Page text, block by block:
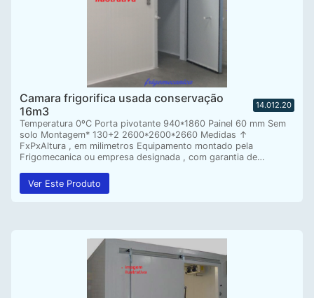
Camara frigorifica usada conservação
16m3
14.012.20
Temperatura 0ºC Porta pivotante 940*1860 Painel 60 mm Sem
solo Montagem* 130+2 2600*2600*2660 Medidas ↑
FxPxAltura , em milimetros Equipamento montado pela
Frigomecanica ou empresa designada , com garantia de…
Ver Este Produto